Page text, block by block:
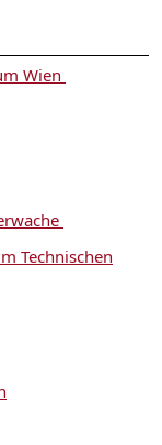
Wien
Technischen